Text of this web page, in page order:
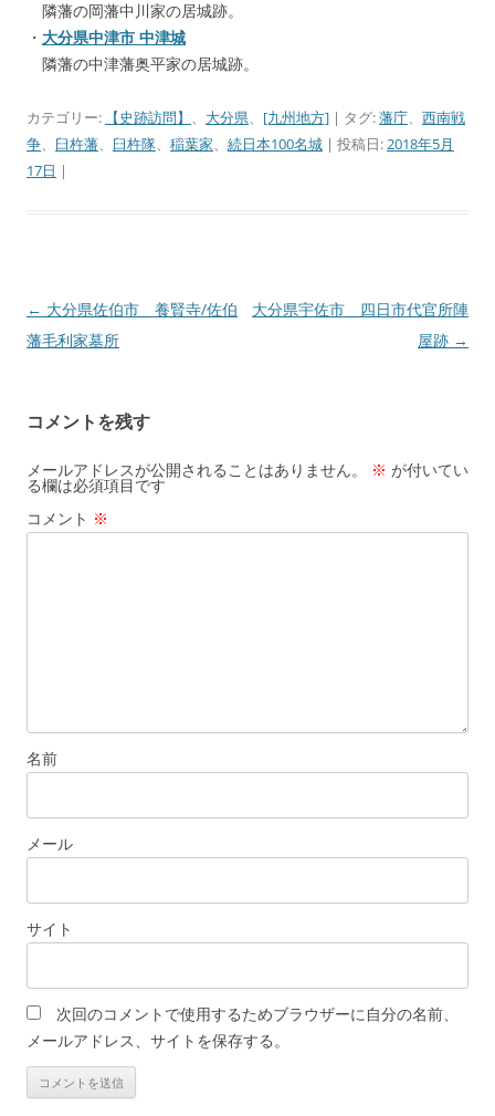
隣藩の岡藩中川家の居城跡。
・ 大分県中津市 中津城
隣藩の中津藩奥平家の居城跡。
カテゴリー: 【史跡訪問】 大分県 [九州地方] | タグ:藩庁
西南戦
争
臼杵藩 臼杵隊 稲葉家 続日本100名城 | 投稿日: 2018年5月
17日 |
投
稿
ゲ
ー
シ
ョ
← 大分県佐伯市 養賢寺/佐伯
藩毛利家墓所
大分県宇佐市 四日市代官所陣
屋跡 →
コメントを残す
メールアドレスが公開されることはありません。 ※ が付いてい
る欄は必須項目です
コメント ※
名前
メール
サイト
次回のコメントで使用するためブラウザーに自分の名前、
メールアドレス、サイトを保存する。